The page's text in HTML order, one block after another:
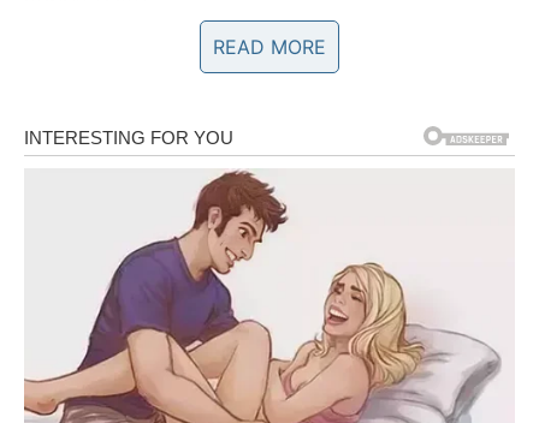
U jednom nevjerojatnom naletu snage uspio je, unatoč
dijete je bilo mrtvo. Podsjetimo, u ovoj tragičnoj nesreći
živote su izgubili brat i sestra, teško je povrijeđen njihov
otac, a napominjemo da je stradao i taksist Milan
Lazarević koji se vraćao kući.
U trenutku nevjerojatne snage, unatoč ozljedama, uspio
je ustati i izvući sina iz smrskanog vozila. Dijete nije
davalo znakove života. Podsjećamo, u ovoj tragičnoj
nesreći živote su izgubili dječak i djevojčica, teško je
povrijeđen njihov otac, ali i taksista Milan Lazarević koji ih
READ MORE